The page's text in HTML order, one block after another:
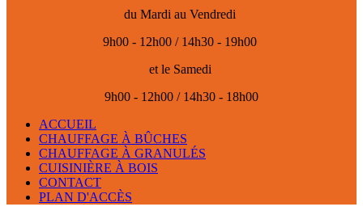
du Mardi au Vendredi
9h00 - 12h00 / 14h30 - 19h00
et le Samedi
9h00 - 12h00 / 14h30 - 18h00
ACCUEIL
CHAUFFAGE À BÛCHES
CHAUFFAGE À GRANULÉS
CUISINIÈRE À BOIS
CONTACT
PLAN D'ACCÈS